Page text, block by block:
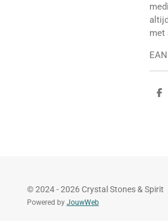
met
D
© 2024 - 2026 Crystal Stones & Spirit
Powered by JouwWeb